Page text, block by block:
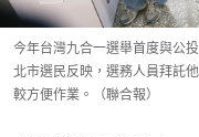
今年台灣九合一選舉首度與公
北市選民反映，選務人員拜託
較方便作業。（聯合報）